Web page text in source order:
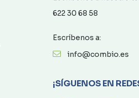
622 30 68 58
Escríbenos a:
info@combio.es
¡SÍGUENOS EN